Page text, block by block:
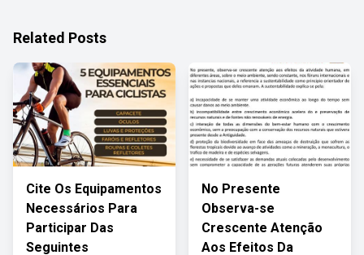
Related Posts
Cite Os Equipamentos
Necessários Para
Participar Das
Seguintes
No Presente
Observa-se
Crescente Atenção
Aos Efeitos Da